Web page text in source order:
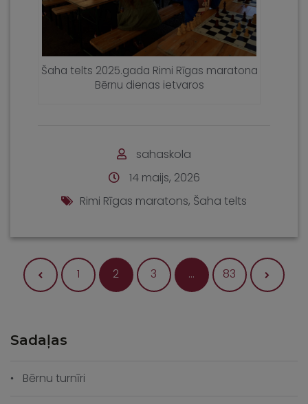
Šaha telts 2025.gada Rimi Rīgas maratona
Bērnu dienas ietvaros
sahaskola
14 maijs, 2026
Rimi Rīgas maratons, Šaha telts
Ziņu
1 2 3 … 83
Sadaļas
Bērnu turnīri